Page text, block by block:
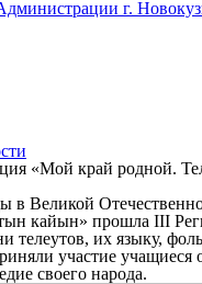
г.
«Мой край родной.
в Великой
кайын» прошла III
их языку,
участие
своего народа.